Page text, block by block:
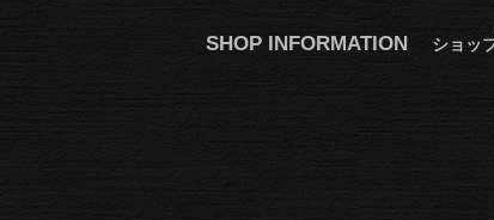
SHOP INFORMATION ショッ